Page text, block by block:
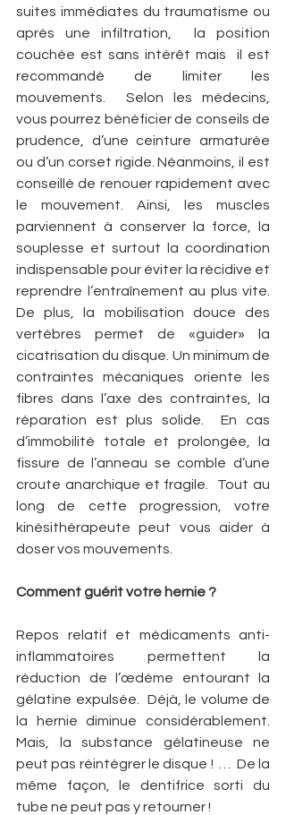
suites immédiates du traumatisme ou
après une infiltration,  la position
couchée est sans intérêt mais  il est
recommandé de limiter les
mouvements.  Selon les médecins,
vous pourrez bénéficier de conseils de
prudence, d’une ceinture armaturée
ou d’un corset rigide. Néanmoins, il est
conseillé de renouer rapidement avec
le mouvement. Ainsi, les muscles
parviennent à conserver la force, la
souplesse et surtout la coordination
indispensable pour éviter la récidive et
reprendre l’entraînement au plus vite.
De plus, la mobilisation douce des
vertèbres permet de «guider» la
cicatrisation du disque. Un minimum de
contraintes mécaniques oriente les
fibres dans l’axe des contraintes, la
réparation est plus solide.  En cas
d’immobilité totale et prolongée, la
fissure de l’anneau se comble d’une
croute anarchique et fragile.  Tout au
long de cette progression, votre
kinésithérapeute peut vous aider à
doser vos mouvements.
Comment guérit votre hernie ?
Repos relatif et médicaments anti-
inflammatoires permettent la
réduction de l’œdème entourant la
gélatine expulsée.  Déjà, le volume de
la hernie diminue considérablement.
Mais, la substance gélatineuse ne
peut pas réintégrer le disque !  …  De la
même façon, le dentifrice sorti du
tube ne peut pas y retourner !